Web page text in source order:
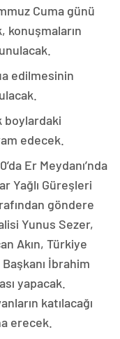
Cuma günü
konuşmaların
edilmesinin
boylardaki
edecek.
Er Meydanı’nda
Yağlı Güreşleri
göndere
Yunus Sezer,
Akın, Türkiye
Başkanı İbrahim
yapacak.
katılacağı
erecek.